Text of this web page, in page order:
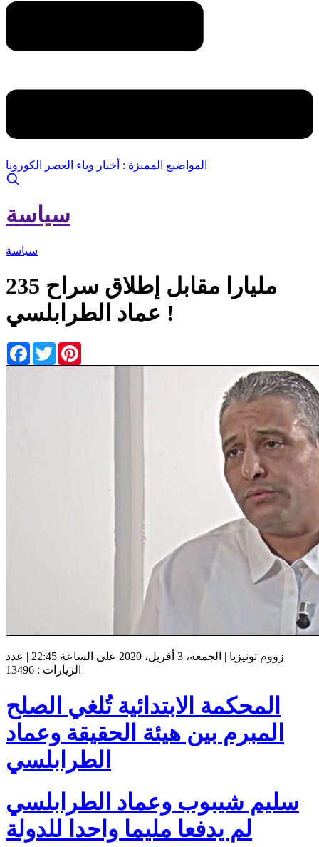
المواضيع المميزة : أخبار وباء العصر الكورونا
سياسة
سياسة
235 مليارا مقابل إطلاق سراح
عماد الطرابلسي !
Facebook
Twitter
زووم تونيزيا | الجمعة، 3 أفريل، 2020 على الساعة 22:45 | عدد
الزيارات : 13496
المحكمة الابتدائية تُلغي الصلح
المبرم بين هيئة الحقيقة وعماد
الطرابلسي
سليم شيبوب وعماد الطرابلسي
لم يدفعا مليما واحدا للدولة